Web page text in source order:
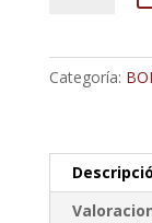
Terminación
Abrazadera
Categoría: